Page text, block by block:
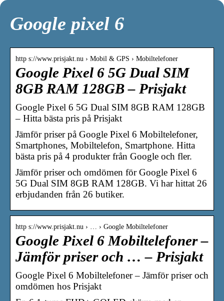
Google pixel 6
http s://www.prisjakt.nu › Mobil & GPS › Mobiltelefoner
Google Pixel 6 5G Dual SIM
8GB RAM 128GB – Prisjakt
Google Pixel 6 5G Dual SIM 8GB RAM 128GB
– Hitta bästa pris på Prisjakt
Jämför priser på Google Pixel 6 Mobiltelefoner,
Smartphones, Mobiltelefon, Smartphone. Hitta
bästa pris på 4 produkter från Google och fler.
Jämför priser och omdömen för Google Pixel 6
5G Dual SIM 8GB RAM 128GB. Vi har hittat 26
erbjudanden från 26 butiker.
http s://www.prisjakt.nu › … › Google Mobiltelefoner
Google Pixel 6 Mobiltelefoner –
Jämför priser och … – Prisjakt
Google Pixel 6 Mobiltelefoner – Jämför priser och
omdömen hos Prisjakt